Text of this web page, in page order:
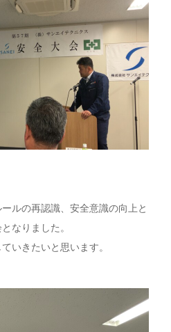
ルの再認識、安全意識の向上と
なりました。
いきたいと思います。